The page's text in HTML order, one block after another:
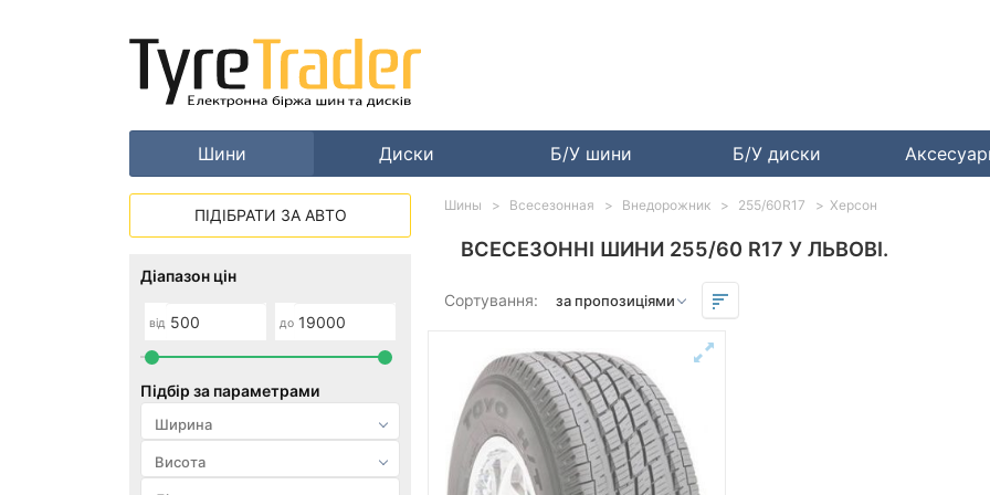
Шини Диски Б/У шини Б/У диски
ВСЕСЕЗОННІ ШИНИ 255/60 R17 У ЛЬВОВІ.
Сортування:
Шины Всесезонная Внедорожник 255/60R17 Херсон
ПІДІБРАТИ ЗА АВТО
Діапазон цін
від до
Підбір за параметрами